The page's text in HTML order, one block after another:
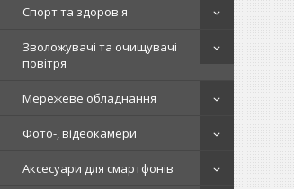
Спорт та здоров'я
Зволожувачі та очищувачі
повітря
Мережеве обладнання
Фото-, відеокамери
Аксесуари для смартфонів